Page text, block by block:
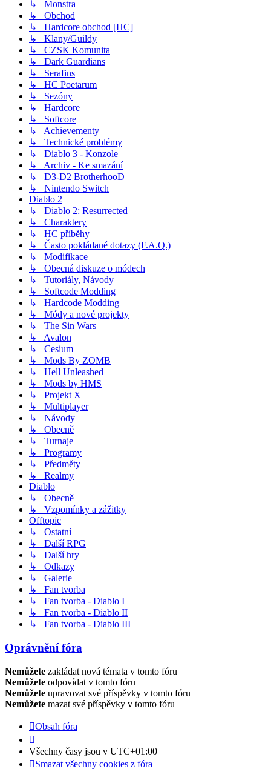
↳ Monstra
↳ Obchod
↳ Hardcore obchod [HC]
↳ Klany/Guildy
↳ CZSK Komunita
↳ Dark Guardians
↳ Serafins
↳ HC Poetarum
↳ Sezóny
↳ Hardcore
↳ Softcore
↳ Achievementy
↳ Technické problémy
↳ Diablo 3 - Konzole
↳ Archiv - Ke smazání
↳ D3-D2 BrotherhooD
↳ Nintendo Switch
Diablo 2
↳ Diablo 2: Resurrected
↳ Charaktery
↳ HC příběhy
↳ Často pokládané dotazy (F.A.Q.)
↳ Modifikace
↳ Obecná diskuze o módech
↳ Tutoriály, Návody
↳ Softcode Modding
↳ Hardcode Modding
↳ Módy a nové projekty
↳ The Sin Wars
↳ Avalon
↳ Cesium
↳ Mods By ZOMB
↳ Hell Unleashed
↳ Mods by HMS
↳ Projekt X
↳ Multiplayer
↳ Návody
↳ Obecně
↳ Turnaje
↳ Programy
↳ Předměty
↳ Realmy
Diablo
↳ Obecně
↳ Vzpomínky a zážitky
Offtopic
↳ Ostatní
↳ Další RPG
↳ Další hry
↳ Odkazy
↳ Galerie
↳ Fan tvorba
↳ Fan tvorba - Diablo I
↳ Fan tvorba - Diablo II
↳ Fan tvorba - Diablo III
Oprávnění fóra
Nemůžete zakládat nová témata v tomto fóru
Nemůžete odpovídat v tomto fóru
Nemůžete upravovat své příspěvky v tomto fóru
Nemůžete mazat své příspěvky v tomto fóru
Obsah fóra
Všechny časy jsou v UTC+01:00
Smazat všechny cookies z fóra